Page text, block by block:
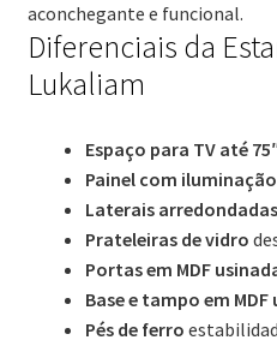
aconchegante e funcional.
Diferenciais da
Lukaliam
Espaço para TV até
Painel com iluminação
Laterais arredondadas
Prateleiras de vidro
Portas em MDF
Base e tampo em MDF
Pés de ferro